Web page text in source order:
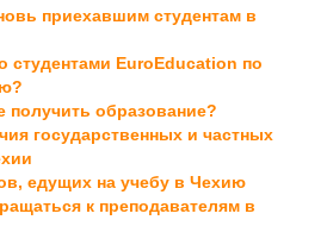
приехавшим студентам в
студентами EuroEducation по
получить образование?
государственных и частных
едущих на учебу в Чехию
к преподавателям в